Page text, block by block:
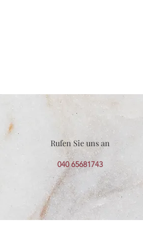
Rufen Sie uns an
040 65681743